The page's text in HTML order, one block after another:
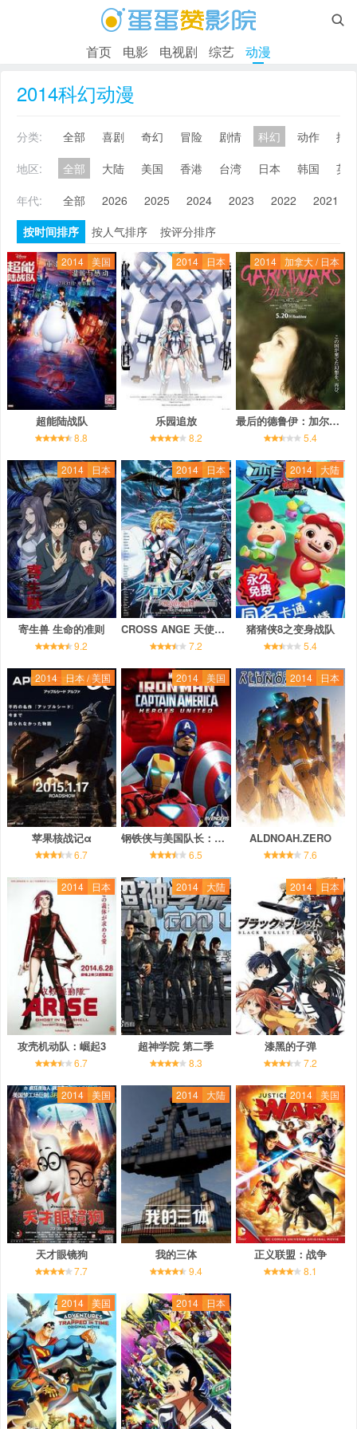

首页 电影 电视剧 综艺 动漫
2014科幻动漫
分类: 全部 喜剧 奇幻 冒险 剧情 科幻 动作
搞
地区:
全部 大陆 美国 香港 台湾 日本 韩国
英
年代:
全部 2026 2025 2024 2023 2022 2021
按时间排序
按人气排序 按评分排序
2014 美国
超能陆战队
8.8
2014 日本
乐园追放
8.2
2014 加拿大 / 日本
最后的德鲁伊：加尔姆战争
5.4
2014 日本
寄生兽 生命的准则
9.2
2014 日本
CROSS ANGE 天使与龙的轮舞
7.2
2014 大陆
猪猪侠8之变身战队
5.4
2014 日本 / 美国
苹果核战记α
6.7
2014 美国
钢铁侠与美国队长：英雄集结
6.5
2014 日本
ALDNOAH.ZERO
7.6
2014 日本
攻壳机动队：崛起3
6.7
2014 大陆
超神学院 第二季
8.3
2014 日本
漆黑的子弹
7.2
2014 美国
天才眼镜狗
7.7
2014 大陆
我的三体
9.4
2014 美国
正义联盟：战争
8.1
2014 美国 2014 日本